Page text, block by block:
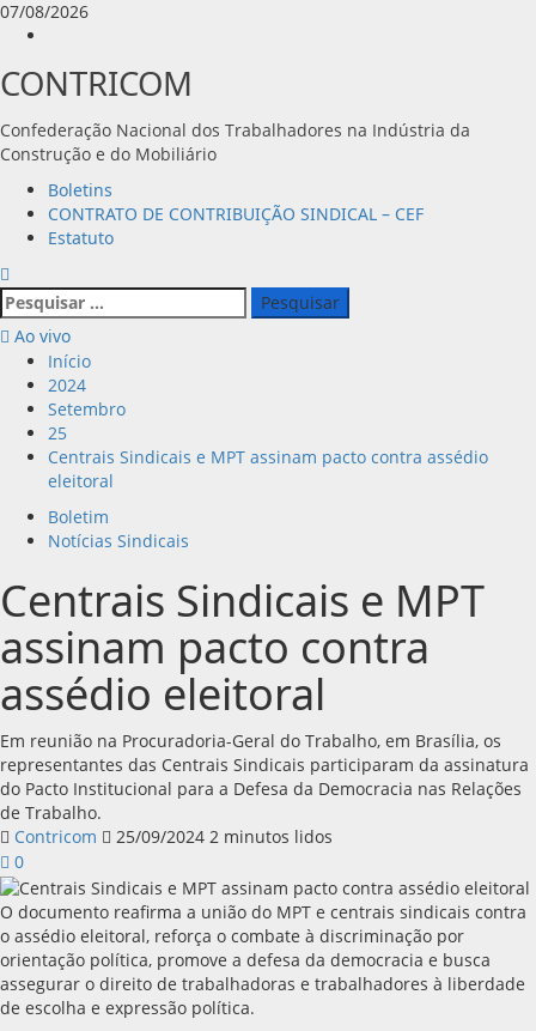
Avançar
para
conteúdo
07/08/2026
CONTRICOM
Confederação Nacional dos Trabalhadores na Indústria da
Construção e do Mobiliário
Menu
principal
Boletins
CONTRATO DE CONTRIBUIÇÃO SINDICAL – CEF
Estatuto
Pesquisar
por:
Ao vivo
Início
2024
Setembro
25
Centrais Sindicais e MPT assinam pacto contra assédio
eleitoral
Boletim
Notícias Sindicais
Centrais Sindicais e MPT
assinam pacto contra
assédio eleitoral
Em reunião na Procuradoria-Geral do Trabalho, em Brasília, os
representantes das Centrais Sindicais participaram da assinatura
do Pacto Institucional para a Defesa da Democracia nas Relações
de Trabalho.
Contricom
25/09/2024 2 minutos lidos
0
O documento reafirma a união do MPT e centrais sindicais contra
o assédio eleitoral, reforça o combate à discriminação por
orientação política, promove a defesa da democracia e busca
assegurar o direito de trabalhadoras e trabalhadores à liberdade
de escolha e expressão política.